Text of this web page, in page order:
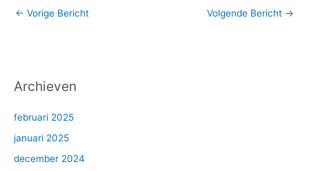
← Vorige Bericht Volgende Bericht →
Archieven
februari 2025
januari 2025
december 2024